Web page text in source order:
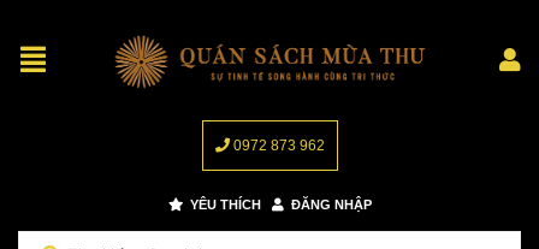
0972 873 962
YÊU THÍCH ĐĂNG NHẬP